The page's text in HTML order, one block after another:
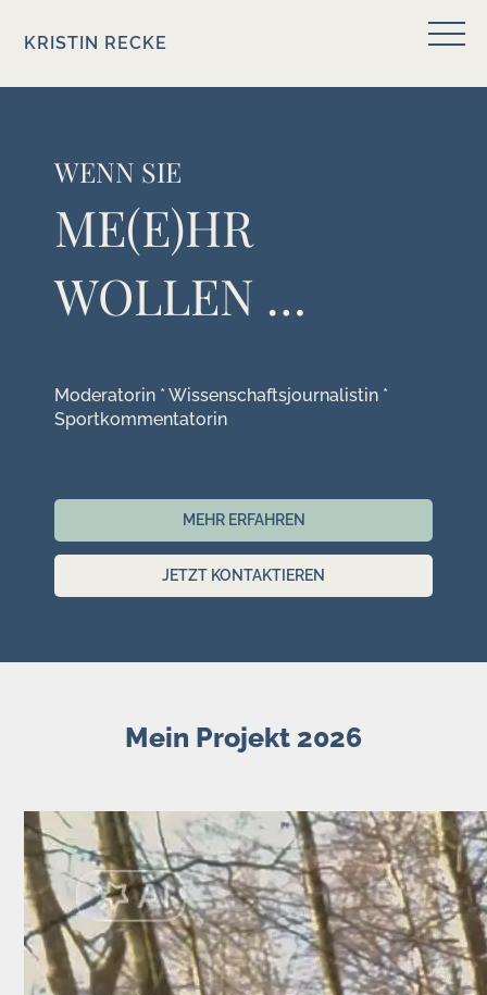
KRISTIN RECKE
WENN SIE
ME(E)HR
WOLLEN …
Moderatorin * Wissenschaftsjournalistin *
Sportkommentatorin
MEHR ERFAHREN
JETZT KONTAKTIEREN
Mein Projekt 2026